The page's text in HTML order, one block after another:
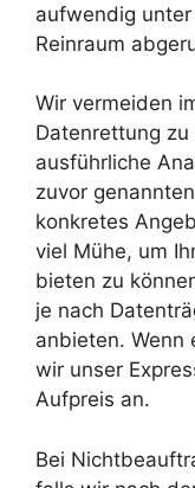
aufwendig
Reinraum
Wir vermeiden
Datenrettung
ausführliche
zuvor
konkretes
viel Mühe, um
bieten zu
je nach
anbieten. Wenn
wir unser
Aufpreis an.
Bei